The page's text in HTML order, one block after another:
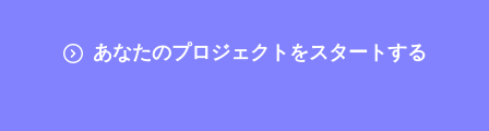
あなたのプロジェクトをスタートする